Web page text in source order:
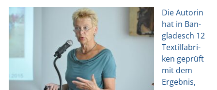
Die Autorin
hat in Ban­
gla­desch 12
Tex­til­fa­bri­
ken geprüft
mit dem
Ergeb­nis,